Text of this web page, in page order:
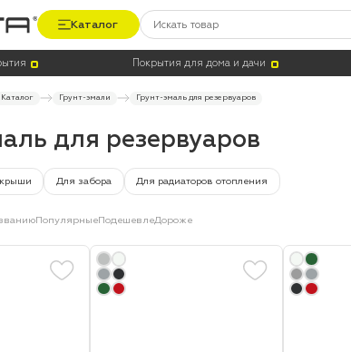
Каталог
Покрытия для дома и дачи
Каталог Грунт-эмали Грунт-эмаль для резервуаров
для резервуаров
Для забора Для радиаторов отопления
Термостойкость, до °C Цвет
ПопулярныеПодешевлеДороже